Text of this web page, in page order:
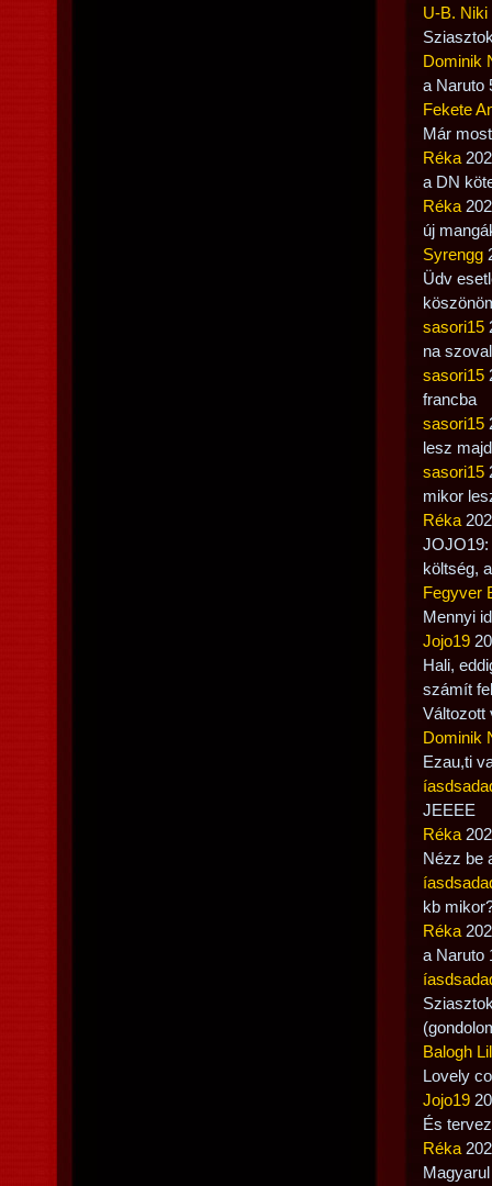
U-B. Niki
Dominik
a Naruto
Fekete
Már
Réka
a DN
Réka
új
Syrengg
Üdv
sasori15
na
sasori15
francba
sasori15
lesz
sasori15
mikor
Réka
JOJO19:
költség,
Fegyver
Mennyi
Jojo19
Hali,
számít
Változott
Dominik
Ezau,ti
JEEEE
Réka
Nézz be
kb
Réka
a Naruto
Balogh
Lovely
Jojo19
És
Réka